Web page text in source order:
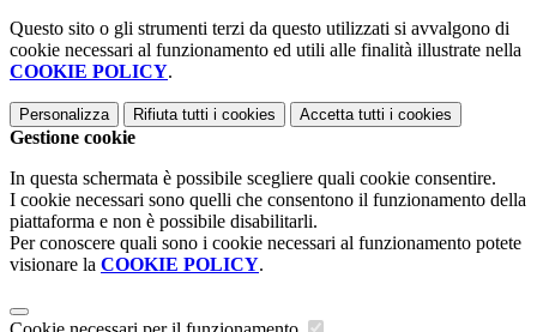
Questo sito o gli strumenti terzi da questo utilizzati si avvalgono di
cookie necessari al funzionamento ed utili alle finalità illustrate nella
COOKIE POLICY.
Personalizza Rifiuta tutti i cookies Accetta tutti i cookies
Gestione cookie
In questa schermata è possibile scegliere quali cookie consentire.
I cookie necessari sono quelli che consentono il funzionamento della
piattaforma e non è possibile disabilitarli.
Per conoscere quali sono i cookie necessari al funzionamento potete
visionare la COOKIE POLICY.